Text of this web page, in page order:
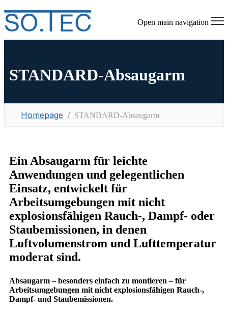
Open main navigation
STANDARD-Absaugarm
Homepage STANDARD-Absaugarm
Ein Absaugarm für leichte
Anwendungen und gelegentlichen
Einsatz, entwickelt für
Arbeitsumgebungen mit nicht
explosionsfähigen Rauch-, Dampf- oder
Staubemissionen, in denen
Luftvolumenstrom und Lufttemperatur
moderat sind.
Absaugarm – besonders einfach zu montieren – für
Arbeitsumgebungen mit nicht explosionsfähigen Rauch-,
Dampf- und Staubemissionen.